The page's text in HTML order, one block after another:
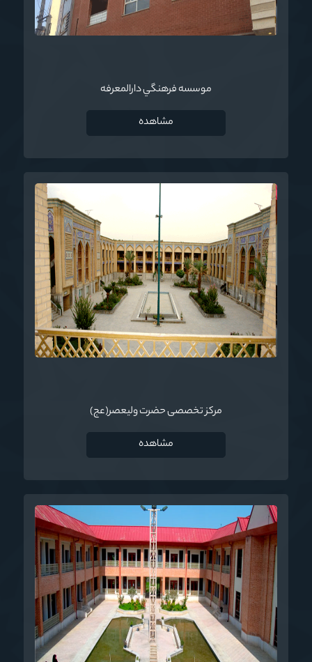
موسسه فرهنگي دارالمعرفه
مشاهده
مرکز تخصصی حضرت ولی‏عصر(عج)
مشاهده